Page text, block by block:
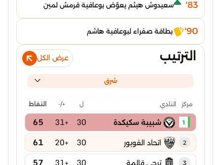
83' سعيدوش هيثم يعوّض بوعافية قرمش لمين
90' بطاقة صفراء لبوعافية هاشم
الترتيب عرض الكل
شرق
مركز النادي ل +/- النقاط
1 شبيبة سكيكدة 30
+31
65
2 اتحاد الفوبور 30
+20
61
3 ترجي قالمة 30
+31
57